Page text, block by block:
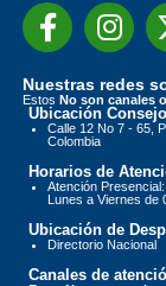
Nuestras redes
Estos No son canales
Ubicación
Calle 12 No 7 - 65,
Colombia
Horarios de
Atención Presencial:
Lunes a Viernes de
Ubicación de
Directorio Nacional
Canales de